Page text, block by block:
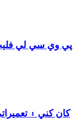
پي وي سي لي
کان کني ۽